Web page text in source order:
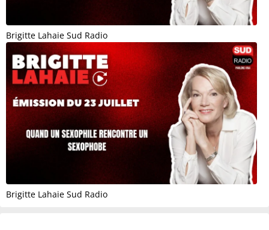
Brigitte Lahaie Sud Radio
Brigitte Lahaie Sud Radio